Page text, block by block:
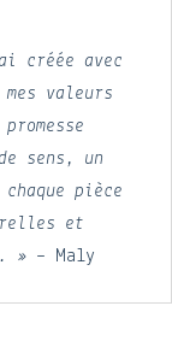
créée avec
valeurs
sens, un
pièce
et
» – Maly